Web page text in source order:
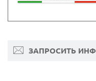
ЗАПРОСИТЬ